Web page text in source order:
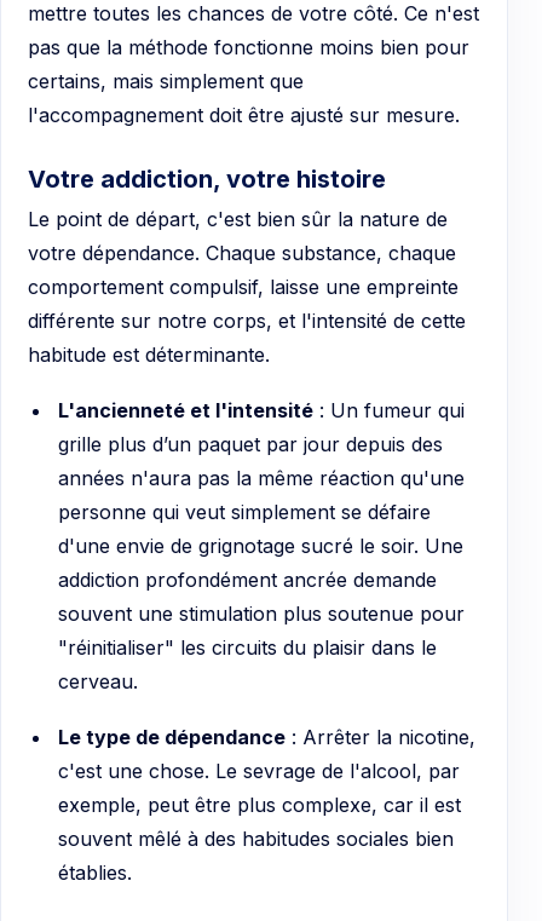
mettre toutes les chances de votre côté. Ce n'est
pas que la méthode fonctionne moins bien pour
certains, mais simplement que
l'accompagnement doit être ajusté sur mesure.
Votre addiction, votre histoire
Le point de départ, c'est bien sûr la nature de
votre dépendance. Chaque substance, chaque
comportement compulsif, laisse une empreinte
différente sur notre corps, et l'intensité de cette
habitude est déterminante.
L'ancienneté et l'intensité: Un fumeur qui
grille plus d’un paquet par jour depuis des
années n'aura pas la même réaction qu'une
personne qui veut simplement se défaire
d'une envie de grignotage sucré le soir. Une
addiction profondément ancrée demande
souvent une stimulation plus soutenue pour
"réinitialiser" les circuits du plaisir dans le
cerveau.
Le type de dépendance: Arrêter la nicotine,
c'est une chose. Le sevrage de l'alcool, par
exemple, peut être plus complexe, car il est
souvent mêlé à des habitudes sociales bien
établies.